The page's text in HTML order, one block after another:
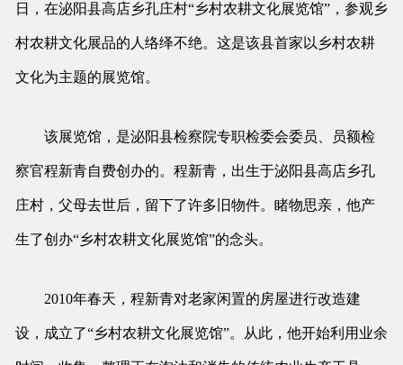
成功案例
日，在泌阳县高店乡孔庄村“乡村农耕文化展览馆”，参观乡
村农耕文化展品的人络绎不绝。这是该县首家以乡村农耕
文化为主题的展览馆。
该展览馆，是泌阳县检察院专职检委会委员、员额检
察官程新青自费创办的。程新青，出生于泌阳县高店乡孔
庄村，父母去世后，留下了许多旧物件。睹物思亲，他产
生了创办“乡村农耕文化展览馆”的念头。
2010年春天，程新青对老家闲置的房屋进行改造建
设，成立了“乡村农耕文化展览馆”。从此，他开始利用业余